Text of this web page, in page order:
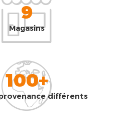
9
Magasins
100+
différents